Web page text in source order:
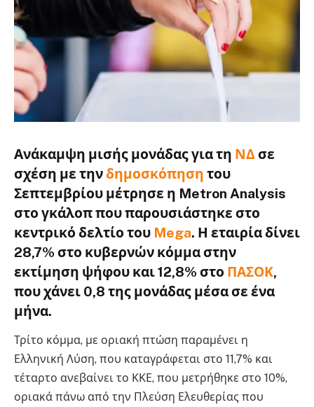
Ανάκαμψη μισής μονάδας για τη ΝΔσε
σχέση με τηνδημοσκόπηση του
Σεπτεμβρίου μέτρησε η Metron Analysis
στο γκάλοπ που παρουσιάστηκε στο
κεντρικό δελτίο του Mega. Η εταιρία δίνει
28,7% στο κυβερνών κόμμα στην
εκτίμηση ψήφου και 12,8% στο ΠΑΣΟΚ,
που χάνει 0,8 της μονάδας μέσα σε ένα
μήνα.
Τρίτο κόμμα, με οριακή πτώση παραμένει η
Ελληνική Λύση, που καταγράφεται στο 11,7% και
τέταρτο ανεβαίνει το ΚΚΕ, που μετρήθηκε στο 10%,
οριακά πάνω από την Πλεύση Ελευθερίας που